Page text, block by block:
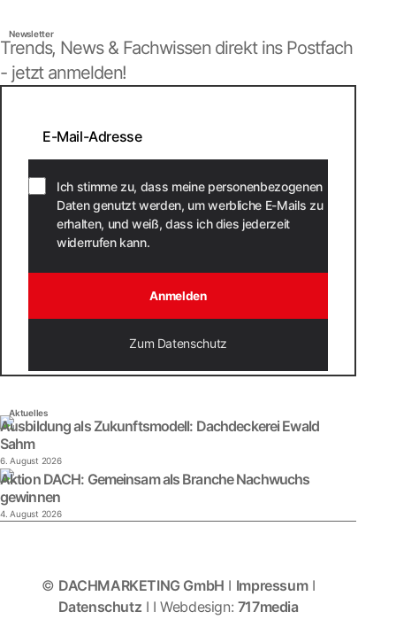
Newsletter
Trends, News & Fachwissen direkt ins Postfach
- jetzt anmelden!
Ich stimme zu, dass meine personenbezogenen
Daten genutzt werden, um werbliche E-Mails zu
erhalten, und weiß, dass ich dies jederzeit
widerrufen kann.
Anmelden
Zum Datenschutz
Aktuelles
Ausbildung als Zukunftsmodell: Dachdeckerei Ewald
Sahm
6. August 2026
Aktion DACH: Gemeinsam als Branche Nachwuchs
gewinnen
4. August 2026
© DACHMARKETING GmbH I ImpressumI
Datenschutz I I Webdesign: 717media